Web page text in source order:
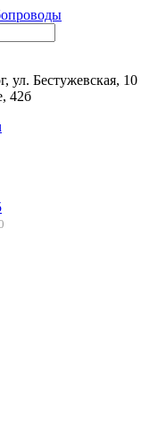
ул. Бестужевская, 10
42б